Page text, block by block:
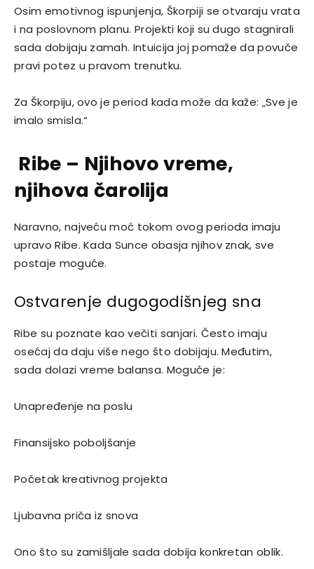
Osim emotivnog ispunjenja, Škorpiji se otvaraju vrata
i na poslovnom planu. Projekti koji su dugo stagnirali
sada dobijaju zamah. Intuicija joj pomaže da povuče
pravi potez u pravom trenutku.
Za Škorpiju, ovo je period kada može da kaže: „Sve je
imalo smisla.“
Ribe – Njihovo vreme,
njihova čarolija
Naravno, najveću moć tokom ovog perioda imaju
upravoRibe. Kada Sunce obasja njihov znak, sve
postaje moguće.
Ostvarenje dugogodišnjeg sna
Ribe su poznate kao večiti sanjari. Često imaju
osećaj da daju više nego što dobijaju. Međutim,
sada dolazi vreme balansa. Moguće je:
Unapređenje na poslu
Finansijsko poboljšanje
Početak kreativnog projekta
Ljubavna priča iz snova
Ono što su zamišljale sada dobija konkretan oblik.